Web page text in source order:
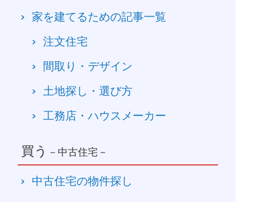
家を建てるための記事一覧
注文住宅
間取り・デザイン
土地探し・選び方
工務店・ハウスメーカー
買う －中古住宅－
中古住宅の物件探し